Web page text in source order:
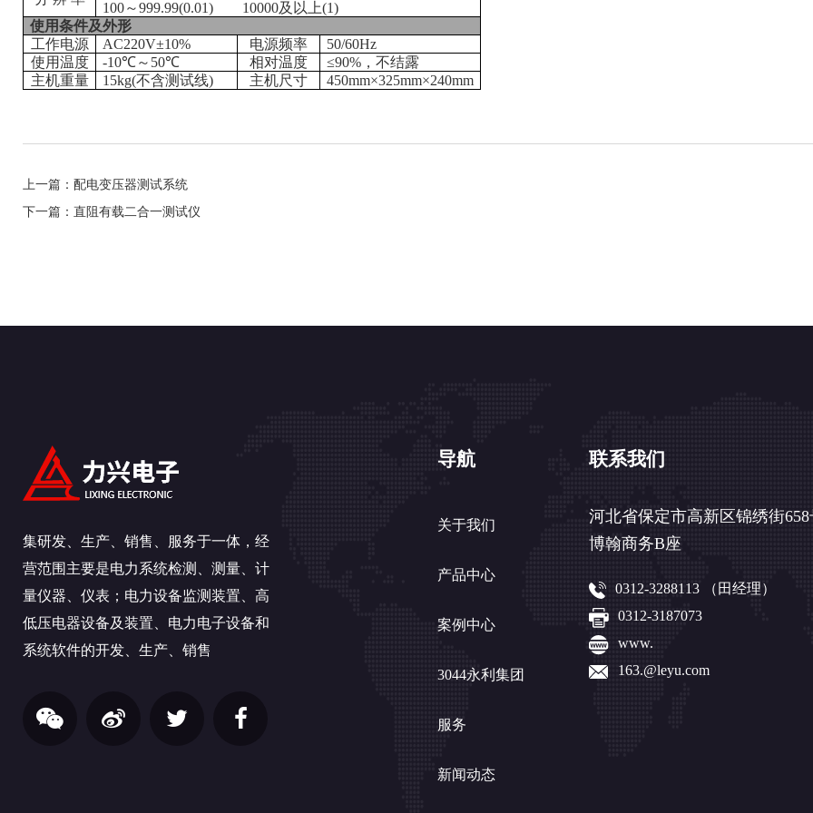
100～999.99(0.01)
10000及以上(1)
使用条件及外形
工作电源
AC220V±10% 电源频率
50/60Hz
使用温度
-10℃～50℃ 相对温度
≤90%，不结露
主机重量
15kg(不含测试线) 主机尺寸 450mm×325mm×240mm
上一篇：配电变压器测试系统
下一篇：直阻有载二合一测试仪
集研发、生产、销售、服务于一体，经
营范围主要是电力系统检测、测量、计
量仪器、仪表；电力设备监测装置、高
低压电器设备及装置、电力电子设备和
系统软件的开发、生产、销售
导航
关于我们
产品中心
案例中心
3044永利集团
服务
新闻动态
联系我们
河北省保定市高新区锦绣街658
博翰商务B座
0312-3288113 （田经理）
0312-3187073
www.
163.@leyu.com